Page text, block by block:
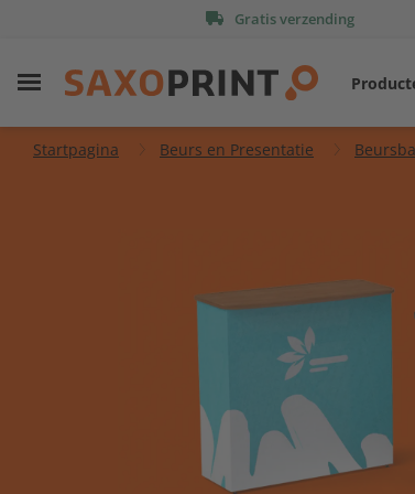
Gratis verzending
Startpagina Beurs en Presentatie